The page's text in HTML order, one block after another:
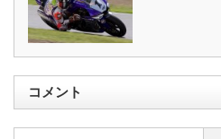
コメント